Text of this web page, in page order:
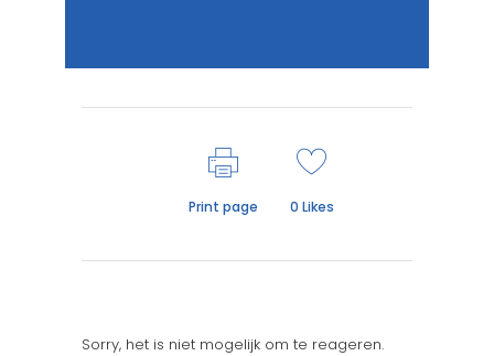
Print page 0 Likes
Sorry, het is niet mogelijk om te reageren.